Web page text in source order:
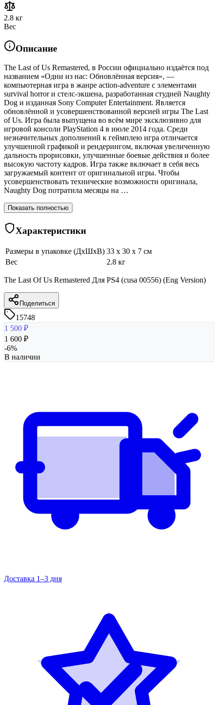
2.8 кг
Вес
Описание
The Last of Us Remastered, в России официально издаётся под
названием «Одни из нас: Обновлённая версия», —
компьютерная игра в жанре action-adventure с элементами
survival horror и стелс-экшена, разработанная студией Naughty
Dog и изданная Sony Computer Entertainment. Является
обновлённой и усовершенствованной версией игры The Last
of Us. Игра была выпущена во всём мире эксклюзивно для
игровой консоли PlayStation 4 в июле 2014 года. Среди
незначительных дополнений к геймплею игра отличается
улучшенной графикой и рендерингом, включая увеличенную
дальность прорисовки, улучшенные боевые действия и более
высокую частоту кадров. Игра также включает в себя весь
загружаемый контент от оригинальной игры. Чтобы
усовершенствовать технические возможности оригинала,
Naughty Dog потратила месяцы на …
Показать полностью
Характеристики
Размеры в упаковке (ДхШхВ) 33 x 30 x 7 см
Вес
2.8 кг
The Last Of Us Remastered Для PS4 (cusa 00556) (Eng Version)
Поделиться
15748
1 500 ₽
1 600 ₽
-6%
В наличии
Доставка 1–3 дня